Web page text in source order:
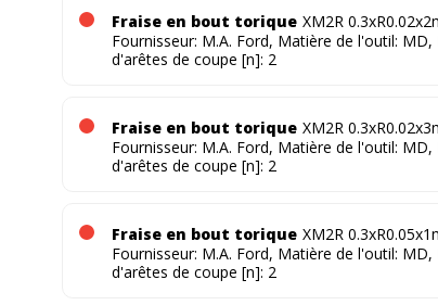
Fraise en bout torique XM2R
Fournisseur: M.A. Ford, Matière de l'outil:
d'arêtes de coupe [n]: 2
Fraise en bout torique XM2R
Fournisseur: M.A. Ford, Matière de l'outil:
d'arêtes de coupe [n]: 2
Fraise en bout torique XM2R
Fournisseur: M.A. Ford, Matière de l'outil:
d'arêtes de coupe [n]: 2